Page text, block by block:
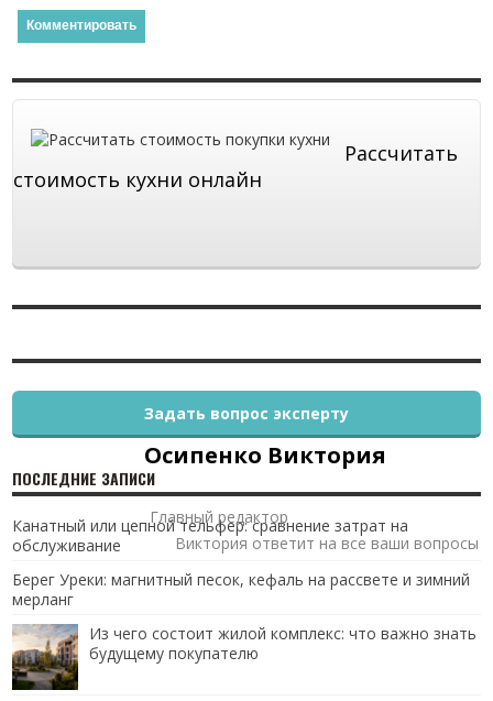
Рассчитать
стоимость кухни онлайн
Осипенко Виктория
Главный редактор
Виктория ответит на все ваши вопросы
Задать вопрос эксперту
ПОСЛЕДНИЕ ЗАПИСИ
Канатный или цепной тельфер: сравнение затрат на
обслуживание
Берег Уреки: магнитный песок, кефаль на рассвете и зимний
мерланг
Из чего состоит жилой комплекс: что важно знать
будущему покупателю